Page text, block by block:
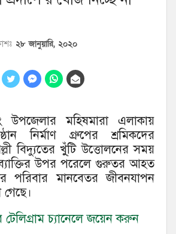
২৮ জানুয়ারি, ২০২০
উপজেলার মহিষমারা এলাকায়
নির্মাণ গ্রুপের শ্রমিকদের
বিদ্যুতের খু্ঁটি উত্তোলনের সময়
উপর পরেলে গুরুতর আহত
পরিবার মানবেতর জীবনযাপন
চ্যানেলে জয়েন করুন